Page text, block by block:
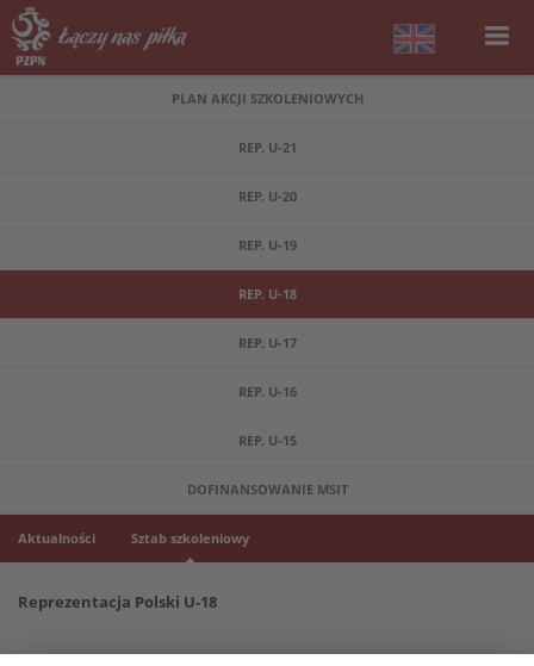
PLAN AKCJI SZKOLENIOWYCH
REP. U-21
REP. U-20
REP. U-19
REP. U-18
REP. U-17
REP. U-16
REP. U-15
DOFINANSOWANIE MSIT
Aktualności Sztab szkoleniowy
Reprezentacja Polski U-18